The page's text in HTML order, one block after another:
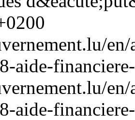
aide-
aide-